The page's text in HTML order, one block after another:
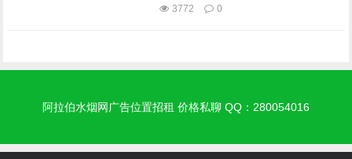
3772
0
阿拉伯水烟网广告位置招租 价格私聊 QQ：280054016